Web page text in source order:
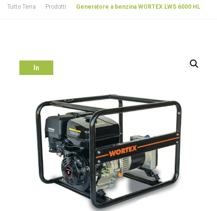
Tutto Terra Prodotti Generatore a benzina WORTEX LWS 6000 HL
In